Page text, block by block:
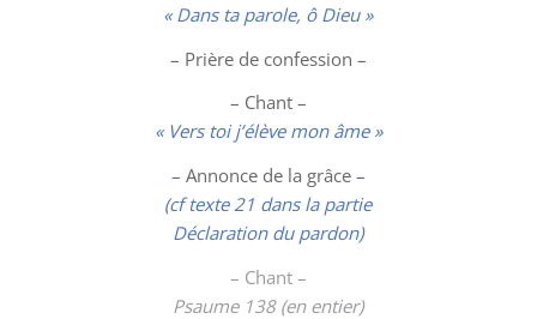
« Dans ta parole, ô Dieu »
– Prière de confession –
– Chant –
« Vers toi j’élève mon âme »
– Annonce de la grâce –
(cf texte 21 dans la partie
Déclaration du pardon)
– Chant –
Psaume 138 (en entier)